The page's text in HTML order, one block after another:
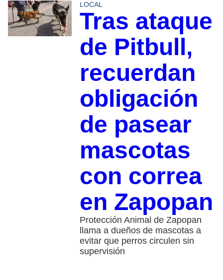
LOCAL
Tras ataque
de Pitbull,
recuerdan
obligación
de pasear
mascotas
con correa
en Zapopan
Protección Animal de Zapopan
llama a dueños de mascotas a
evitar que perros circulen sin
supervisión